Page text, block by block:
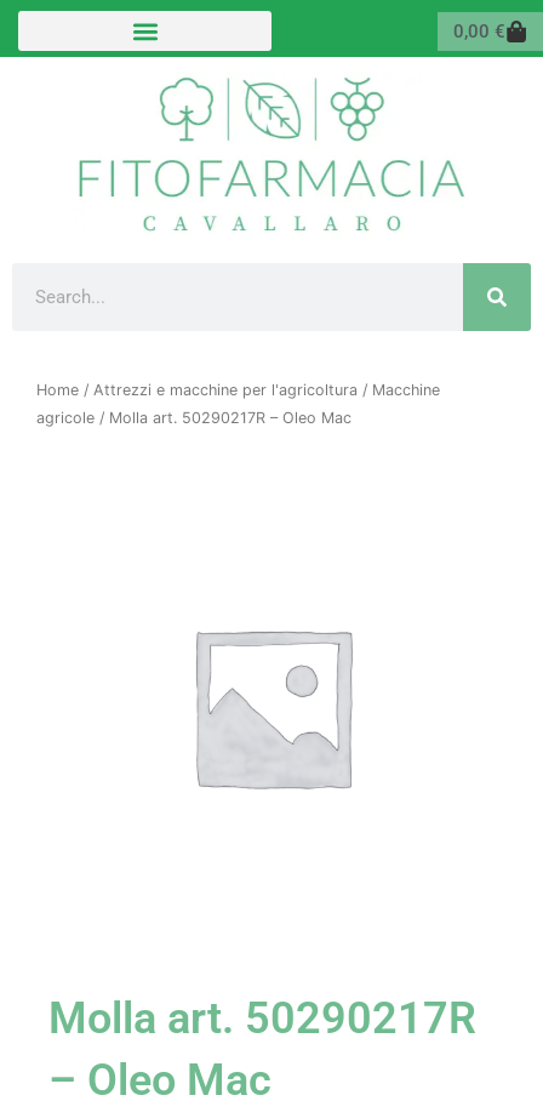
Vai
0,00 €
Home / Attrezzi e macchine per l'agricoltura / Macchine
agricole / Molla art. 50290217R – Oleo Mac
Molla art. 50290217R
– Oleo Mac